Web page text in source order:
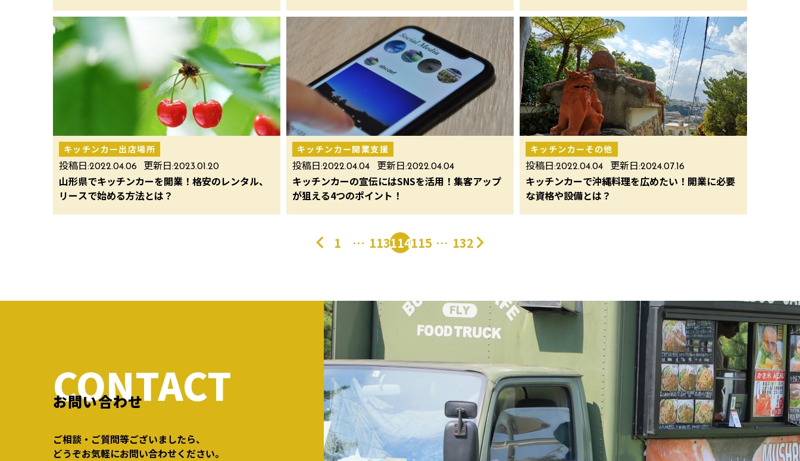
キッチンカー出店場所
投稿日:2022.04.06 更新日:2023.01.20
山形県でキッチンカーを開業！格安のレンタル、
リースで始める方法とは？
キッチンカー開業支援
投稿日:2022.04.04 更新日:2022.04.04
キッチンカーの宣伝にはSNSを活用！集客アップ
が狙える4つのポイント！
キッチンカーその他
投稿日:2022.04.04 更新日:2024.07.16
キッチンカーで沖縄料理を広めたい！開業に必要
な資格や設備とは？
1 … 113114115 … 132
CONTACT
お問い合わせ
ご相談・ご質問等ございましたら、
どうぞお気軽にお問い合わせください。